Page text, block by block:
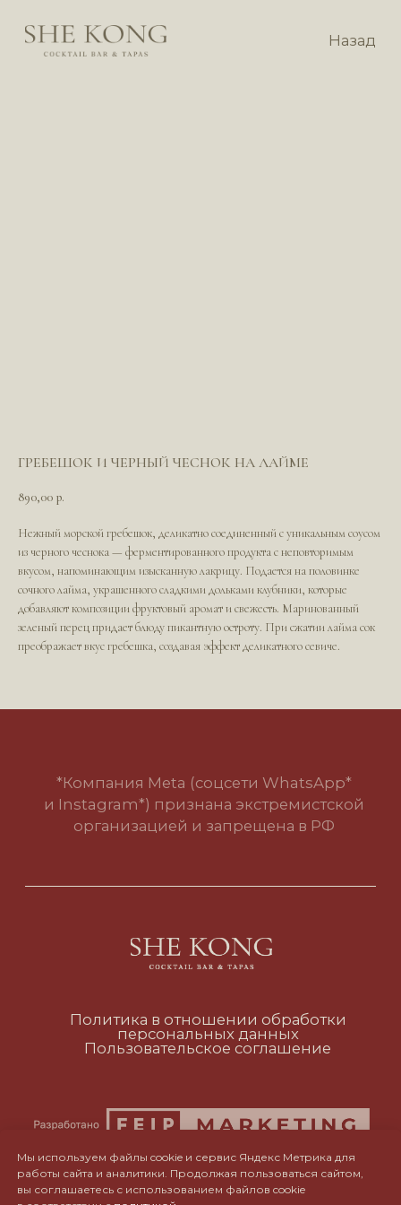
ГРЕБЕШОК И ЧЕРНЫЙ ЧЕСНОК НА ЛАЙМЕ
890,00 р.
Нежный морской гребешок, деликатно соединенный с уникальным соусом
из черного чеснока — ферментированного продукта с неповторимым
вкусом, напоминающим изысканную лакрицу. Подается на половинке
сочного лайма, украшенного сладкими дольками клубники, которые
добавляют композиции фруктовый аромат и свежесть. Маринованный
зеленый перец придает блюду пикантную остроту. При сжатии лайма сок
преображает вкус гребешка, создавая эффект деликатного севиче.
Мы используем файлы cookie и сервис Яндекс Метрика для
работы сайта и аналитики. Продолжая пользоваться сайтом,
вы соглашаетесь с использованием файлов cookie
*Компания Meta (соцсети WhatsApp*
и Instagram*) признана экстремистской
организацией и запрещена в РФ
ENG CH